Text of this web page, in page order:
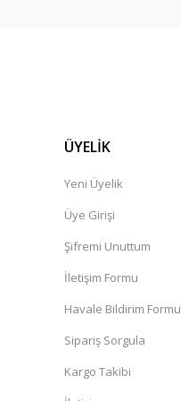
ÜYELİK
Yeni Üyelik
Üye Girişi
Şifremi Unuttum
İletişim Formu
Havale Bildirim Formu
Sipariş Sorgula
Kargo Takibi